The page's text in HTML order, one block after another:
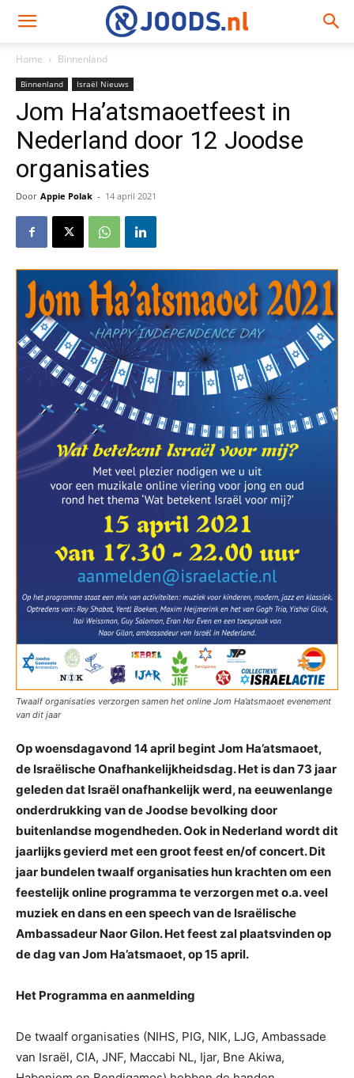
Home Binnenland
Binnenland Israël Nieuws
Jom Ha’atsmaoetfeest in
Nederland door 12 Joodse
organisaties
Door Appie Polak - 14 april 2021
Twaalf organisaties verzorgen samen het online Jom Ha’atsmaoet evenement
van dit jaar
Op woensdagavond 14 april begint Jom Ha’atsmaoet,
de Israëlische Onafhankelijkheidsdag. Het is dan 73 jaar
geleden dat Israël onafhankelijk werd, na eeuwenlange
onderdrukking van de Joodse bevolking door
buitenlandse mogendheden. Ook in Nederland wordt dit
jaarlijks gevierd met een groot feest en/of concert. Dit
jaar bundelen twaalf organisaties hun krachten om een
feestelijk online programma te verzorgen met o.a. veel
muziek en dans en een speech van de Israëlische
Ambassadeur Naor Gilon. Het feest zal plaatsvinden op
de dag van Jom Ha’atsmaoet, op 15 april.
Het Programma en aanmelding
De twaalf organisaties (NIHS, PIG, NIK, LJG, Ambassade
van Israël, CIA, JNF, Maccabi NL, Ijar, Bne Akiwa,